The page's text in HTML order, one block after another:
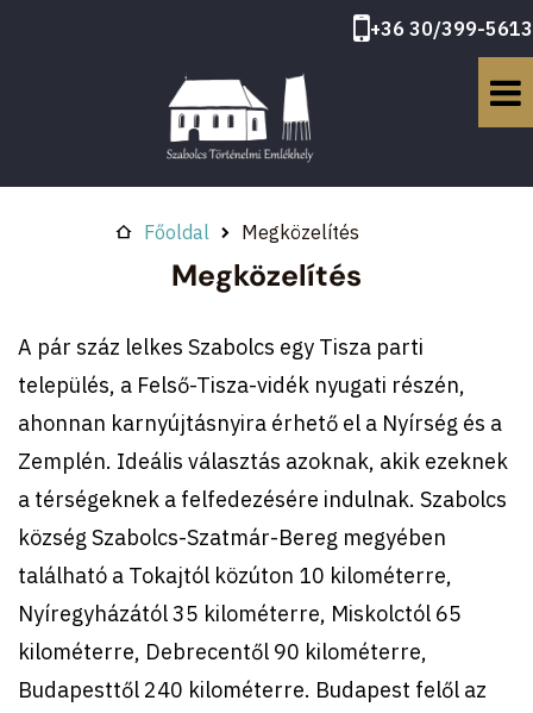
+36 30/399-5613
Főoldal Megközelítés
Megközelítés
A pár száz lelkes Szabolcs egy Tisza parti
település, a Felső-Tisza-vidék nyugati részén,
ahonnan karnyújtásnyira érhető el a Nyírség és a
Zemplén. Ideális választás azoknak, akik ezeknek
a térségeknek a felfedezésére indulnak. Szabolcs
község Szabolcs-Szatmár-Bereg megyében
található a Tokajtól közúton 10 kilométerre,
Nyíregyházától 35 kilométerre, Miskolctól 65
kilométerre, Debrecentől 90 kilométerre,
Budapesttől 240 kilométerre. Budapest felől az